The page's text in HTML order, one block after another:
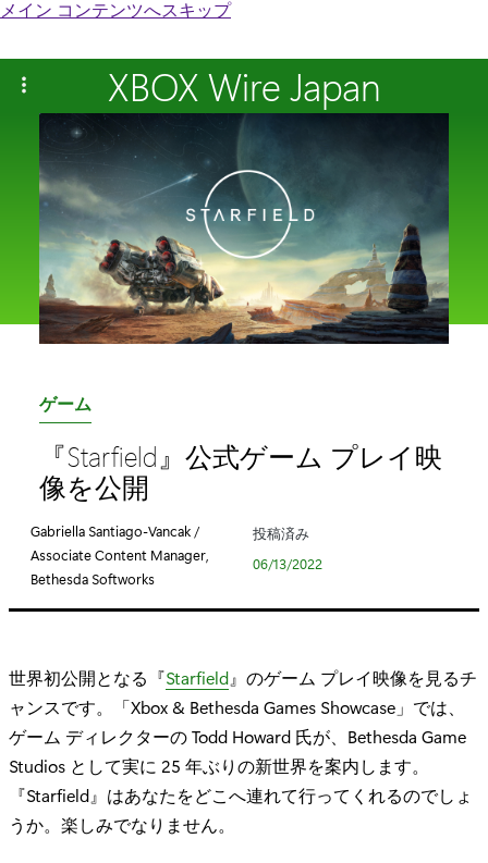
メイン コンテンツへスキップ
XBOX Wire Japan
カ
ゴ
リ
ゲーム
『Starfield』公式ゲーム プレイ映
像を公開
Gabriella Santiago-Vancak /
Associate Content Manager,
Bethesda Softworks
投稿済み
06/13/2022
世界初公開となる『Starfield』のゲーム プレイ映像を見るチ
ャンスです。「Xbox & Bethesda Games Showcase」では、
ゲーム ディレクターの Todd Howard 氏が、Bethesda Game
Studios として実に 25 年ぶりの新世界を案内します。
『Starfield』はあなたをどこへ連れて行ってくれるのでしょ
うか。楽しみでなりません。